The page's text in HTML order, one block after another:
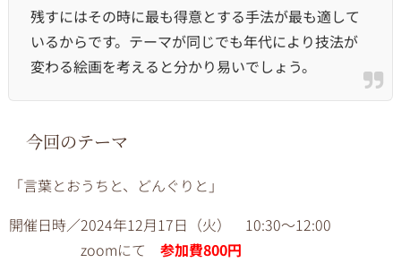
残すにはその時に最も得意とする手法が最も適して
いるからです。テーマが同じでも年代により技法が
変わる絵画を考えると分かり易いでしょう。
今回のテーマ
「言葉とおうちと、どんぐりと」
開催日時／2024年12月 17日（火） 10:30～12:00
zoomにて 参加費800円